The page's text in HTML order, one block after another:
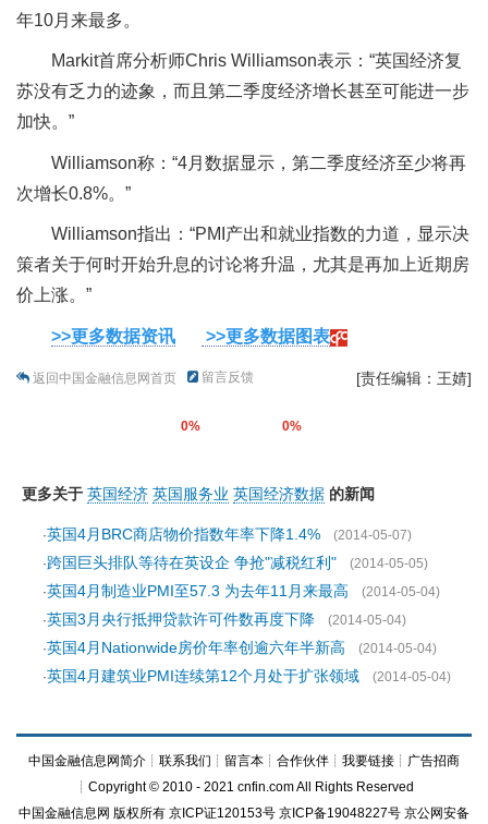
年10月来最多。
Markit首席分析师Chris Williamson表示：“英国经济复
苏没有乏力的迹象，而且第二季度经济增长甚至可能进一步
加快。”
Williamson称：“4月数据显示，第二季度经济至少将再
次增长0.8%。”
Williamson指出：“PMI产出和就业指数的力道，显示决
策者关于何时开始升息的讨论将升温，尤其是再加上近期房
价上涨。”
>>更多数据资讯 >>更多数据图表
返回中国金融信息网首页 留言反馈 [责任编辑：王婧]
0% 0%
更多关于 英国经济 英国服务业 英国经济数据 的新闻
·英国4月BRC商店物价指数年率下降1.4%
(2014-05-07)
·跨国巨头排队等待在英设企 争抢"减税红利"
(2014-05-05)
·英国4月制造业PMI至57.3 为去年11月来最高
(2014-05-04)
·英国3月央行抵押贷款许可件数再度下降
(2014-05-04)
·英国4月Nationwide房价年率创逾六年半新高
(2014-05-04)
·英国4月建筑业PMI连续第12个月处于扩张领域 (2014-05-04)
中国金融信息网简介 ┊ 联系我们 ┊ 留言本 ┊ 合作伙伴 ┊ 我要链接 ┊ 广告招商
┊Copyright © 2010 - 2021 cnfin.com All Rights Reserved
中国金融信息网 版权所有 京ICP证120153号 京ICP备19048227号 京公网安备